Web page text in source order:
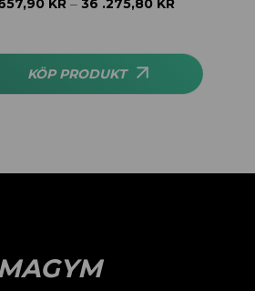
KR – 36 .275,80 KR
KÖP PRODUKT